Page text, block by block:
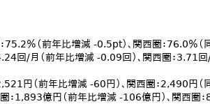
75.2％（前年比増減 -0.5pt）、関西圏：76.0％
回/月（前年比増減 -0.09回）、関西圏：3.71
円（前年比増減 -60円）、関西圏：2,490円（
：1,893億円（前年比増減 -106億円）、関西圏：